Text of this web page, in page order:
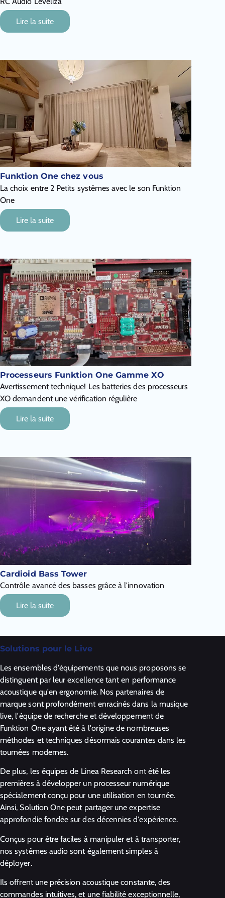
Lire la suite
Funktion One chez vous
La choix entre 2 Petits systèmes avec le son Funktion
One
Lire la suite
Processeurs Funktion One Gamme XO
Avertissement technique! Les batteries des processeurs
XO demandent une vérification régulière
Lire la suite
Cardioid Bass Tower
Contrôle avancé des basses grâce à l'innovation
Lire la suite
Solutions pour le Live
Les ensembles d'équipements que nous proposons se
distinguent par leur excellence tant en performance
acoustique qu'en ergonomie. Nos partenaires de
marque sont profondément enracinés dans la musique
live, l'équipe de recherche et développement de
Funktion One ayant été à l'origine de nombreuses
méthodes et techniques désormais courantes dans les
tournées modernes.
De plus, les équipes de Linea Research ont été les
premières à développer un processeur numérique
spécialement conçu pour une utilisation en tournée.
Ainsi, Solution One peut partager une expertise
approfondie fondée sur des décennies d'expérience.
Conçus pour être faciles à manipuler et à transporter,
nos systèmes audio sont également simples à
déployer.
Ils offrent une précision acoustique constante, des
commandes intuitives, et une fiabilité exceptionnelle,